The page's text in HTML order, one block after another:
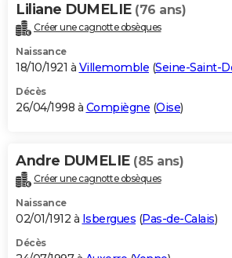
Liliane DUMELIE (76 ans)
Créer une cagnotte obsèques
Naissance
18/10/1921 à Villemomble (Seine-Saint-
Décès
26/04/1998 à Compiègne (Oise)
Andre DUMELIE (85 ans)
Créer une cagnotte obsèques
Naissance
02/01/1912 à Isbergues (Pas-de-Calais)
Décès